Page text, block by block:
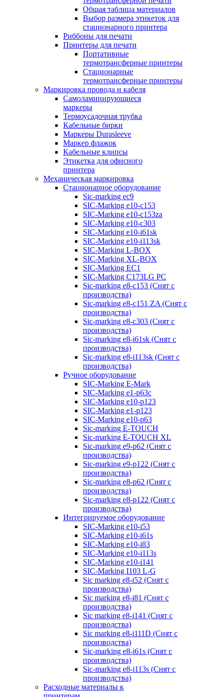
Общая таблица материалов
Выбор размера этикеток для
стационарного принтера
Риббоны для печати
Принтеры для печати
Портативные
термотрансферные принтеры
Стационарные
термотрансферные принтеры
Маркировка провода и кабеля
Самоламинирующиеся
маркеры
Термоусадочная трубка
Кабельные бирки
Маркеры Durasleeve
Маркер флажок
Кабельные клипсы
Этикетка для офисного
принтера
Механическая маркировка
Стационарное оборудование
Sic-marking ec9
SIC-Marking e10-c153
SIC-Marking e10-c153za
SIC-Marking e10-c303
SIC-Marking e10-i61sk
SIC-Marking e10-i113sk
SIC-Marking L-BOX
SIC-Marking XL-BOX
SIC-Marking EC1
SIC-Marking C173LG PC
Sic-marking e8-c153 (Снят с
производства)
Sic-marking e8-c151 ZA (Снят с
производства)
Sic-marking e8-c303 (Снят с
производства)
Sic-marking e8-i61sk (Снят с
производства)
Sic-marking e8-i113sk (Снят с
производства)
Ручное оборудование
SIC-Marking E-Mark
SIC-Marking e1-p63с
SIC-Marking e10-p123
SIC-Marking e1-p123
SIC-Marking e10-p63
Sic-marking E-TOUCH
Sic-marking E-TOUCH XL
Sic-marking e9-p62 (Снят с
производства)
Sic-marking e9-p122 (Снят с
производства)
Sic-marking e8-p62 (Снят с
производства)
Sic-marking e8-p122 (Снят с
производства)
Интегрируемое оборудование
SIC-Marking e10-i53
SIC-Marking e10-i61s
SIC-Marking e10-i83
SIC-Marking e10-i113s
SIC-Marking e10-i141
SIC-Marking I103 L-G
Sic marking e8-i52 (Снят с
производства)
Sic marking e8-i81 (Снят с
производства)
Sic marking e8-i141 (Снят с
производства)
Sic marking e8-i111D (Снят с
производства)
Sic-marking e8-i61s (Снят с
производства)
Sic-marking e8-i113s (Снят с
производства)
Расходные материалы к